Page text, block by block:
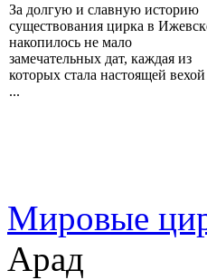
За долгую и славную историю
существования цирка в
накопилось не мало
замечательных дат, каждая из
которых стала настоящей вехой
...
Мировые
Арад